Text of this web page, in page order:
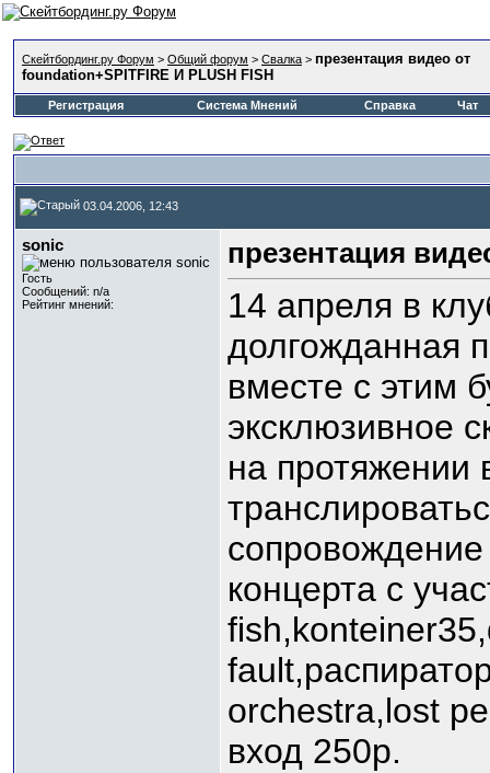
Скейтбординг.ру Форум > Общий форум > Свалка > презентация видео от
foundation+SPITFIRE И PLUSH FISH
Регистрация Система Мнений Справка Чат
03.04.2006, 12:43
sonic
Гость
Сообщений: n/a
Рейтинг мнений:
презентация
14 апреля в
долгожданная
вместе с этим
эксклюзивное
на протяжении
концерта с
orchestra,lost
вход 250р.